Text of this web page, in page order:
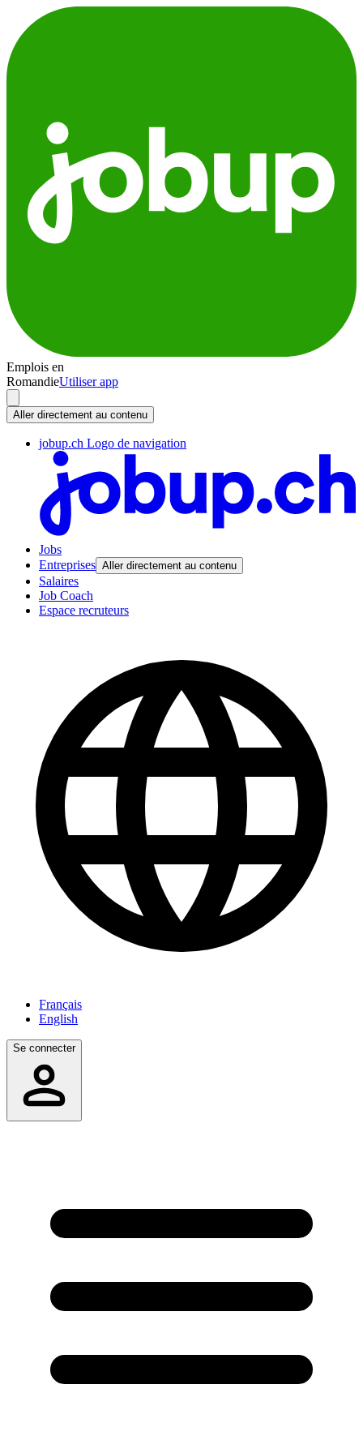
Emplois en
RomandieUtiliser app
Aller directement au contenu
jobup.ch Logo de navigation
Jobs
Entreprises Aller directement au contenu
Salaires
Job Coach
Espace recruteurs
Français
English
Se connecter